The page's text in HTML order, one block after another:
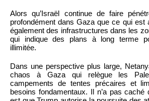
Alors qu’Israël continue de faire
profondément dans Gaza que ce qui est
également des infrastructures dans les
qui indique des plans à long terme
illimitée.
Dans une perspective plus large,
chaos à Gaza qui relègue les
campements de tentes précaires et
besoins fondamentaux. Il n’a pas caché